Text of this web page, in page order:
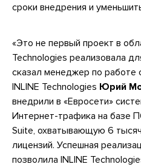
сроки внедрения и
«Это не первый проект в
Technologies реализовала
сказал менеджер по работе
INLINE Technologies Юрий
внедрили в «Евросети»
Интернет-трафика на базе
Suite, охватывающую 6
лицензий. Успешная
позволила INLINE